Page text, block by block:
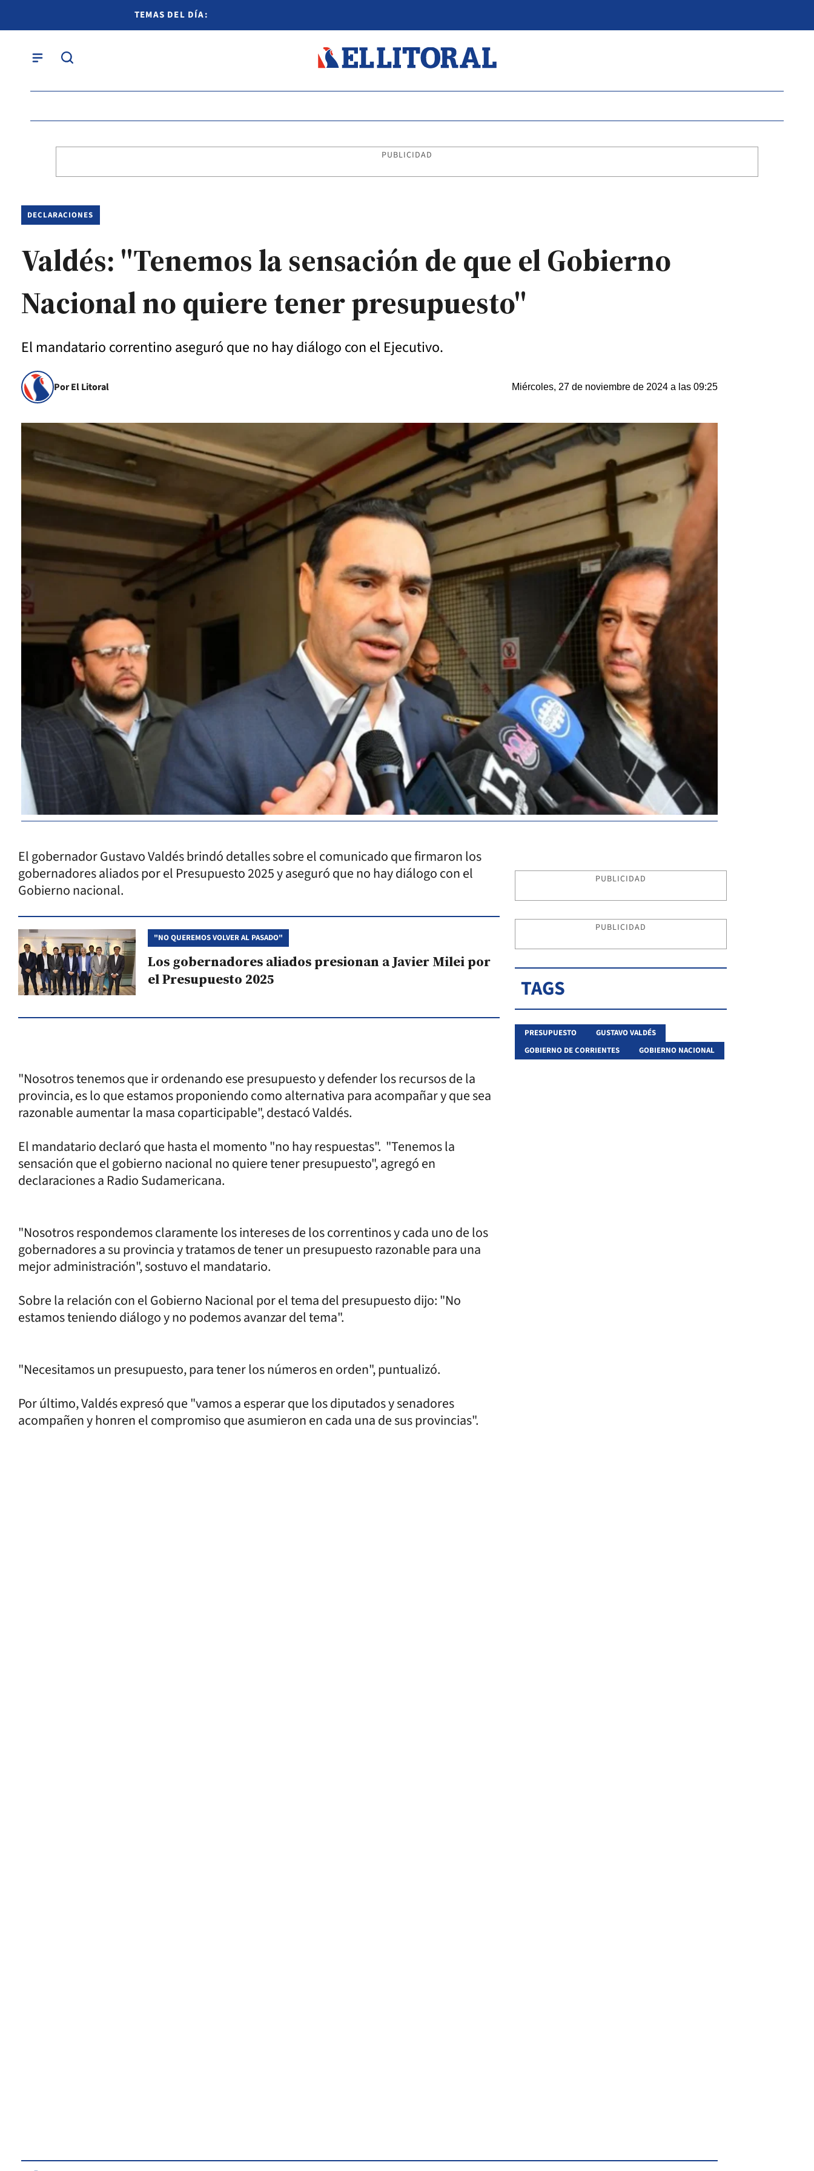
TEMAS DEL DÍA:
PUBLICIDAD
DECLARACIONES
Valdés: "Tenemos la sensación de que el Gobierno
Nacional no quiere tener presupuesto"
El mandatario correntino aseguró que no hay diálogo con el Ejecutivo.
Por El Litoral Miércoles, 27 de noviembre de 2024 a las 09:25
El gobernador Gustavo Valdés brindó detalles sobre el comunicado que firmaron los
gobernadores aliados por el Presupuesto 2025 y aseguró que no hay diálogo con el
Gobierno nacional.
"NO QUEREMOS VOLVER AL PASADO"
Los gobernadores aliados presionan a Javier Milei por
el Presupuesto 2025
"Nosotros tenemos que ir ordenando ese presupuesto y defender los recursos de la
provincia, es lo que estamos proponiendo como alternativa para acompañar y que sea
razonable aumentar la masa coparticipable", destacó Valdés.
El mandatario declaró que hasta el momento "no hay respuestas". "Tenemos la
sensación que el gobierno nacional no quiere tener presupuesto", agregó en
declaraciones a Radio Sudamericana.
"Nosotros respondemos claramente los intereses de los correntinos y cada uno de los
gobernadores a su provincia y tratamos de tener un presupuesto razonable para una
mejor administración", sostuvo el mandatario.
Sobre la relación con el Gobierno Nacional por el tema del presupuesto dijo: "No
estamos teniendo diálogo y no podemos avanzar del tema".
"Necesitamos un presupuesto, para tener los números en orden", puntualizó.
Por último, Valdés expresó que "vamos a esperar que los diputados y senadores
acompañen y honren el compromiso que asumieron en cada una de sus provincias".
PUBLICIDAD
PUBLICIDAD
TAGS
PRESUPUESTO
GUSTAVO VALDÉS
GOBIERNO DE CORRIENTES
GOBIERNO NACIONAL